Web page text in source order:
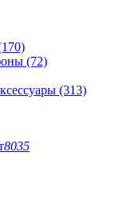
(72)
(313)
8035